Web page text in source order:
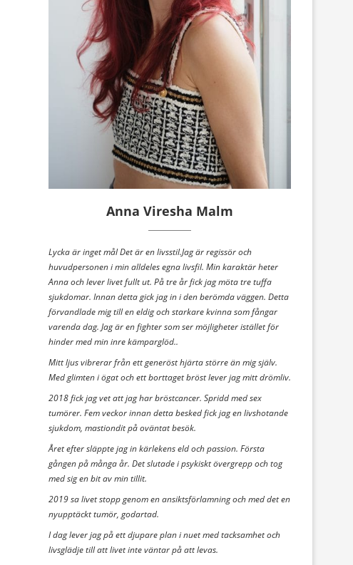
Anna Viresha Malm
Lycka är inget mål Det är en livsstil.Jag är regissör och
huvudpersonen i min alldeles egna livsfil. Min karaktär heter
Anna och lever livet fullt ut. På tre år fick jag möta tre tuffa
sjukdomar. Innan detta gick jag in i den berömda väggen. Detta
förvandlade mig till en eldig och starkare kvinna som fångar
varenda dag. Jag är en fighter som ser möjligheter istället för
hinder med min inre kämparglöd..
Mitt ljus vibrerar från ett generöst hjärta större än mig själv.
Med glimten i ögat och ett borttaget bröst lever jag mitt drömliv.
2018 fick jag vet att jag har bröstcancer. Spridd med sex
tumörer. Fem veckor innan detta besked fick jag en livshotande
sjukdom, mastiondit på oväntat besök.
Året efter släppte jag in kärlekens eld och passion. Första
gången på många år. Det slutade i psykiskt övergrepp och tog
med sig en bit av min tillit.
2019 sa livet stopp genom en ansiktsförlamning och med det en
nyupptäckt tumör, godartad.
I dag lever jag på ett djupare plan i nuet med tacksamhet och
livsglädje till att livet inte väntar på att levas.